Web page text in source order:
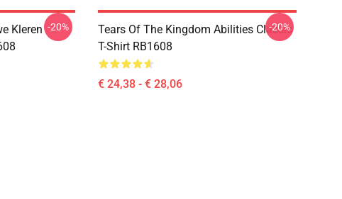
Kleren -20%
Tears Of The Kingdom Abilities Classic
T-Shirt RB1608
€ 24,38 - € 28,06
-20%